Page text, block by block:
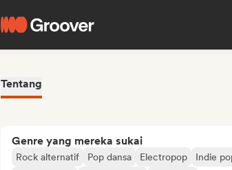
Tentang
Genre yang mereka sukai
Rock alternatif Pop dansa Electropop Indie